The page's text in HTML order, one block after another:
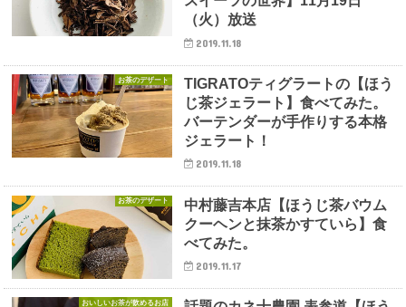
（火）放送
2019.11.18
お茶のデザート
TIGRATOティグラートの【ほう
じ茶ジェラート】食べてみた。
バーテンダーが手作りする本格
ジェラート！
2019.11.18
お茶のデザート
中村藤吉本店【ほうじ茶バウム
クーヘンと抹茶かすていら】食
べてみた。
2019.11.17
おいしいお茶が飲めるお店